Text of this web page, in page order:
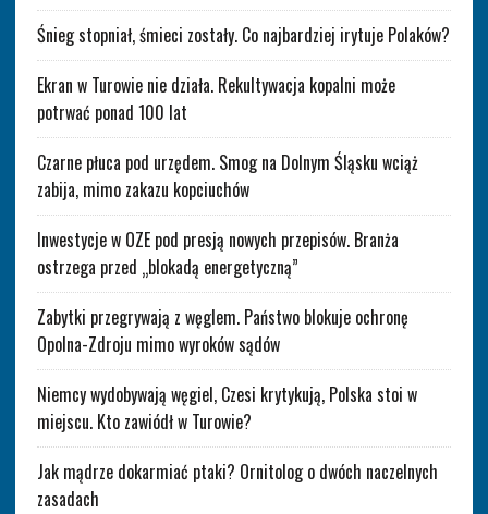
Śnieg stopniał, śmieci zostały. Co najbardziej irytuje Polaków?
Ekran w Turowie nie działa. Rekultywacja kopalni może
potrwać ponad 100 lat
Czarne płuca pod urzędem. Smog na Dolnym Śląsku wciąż
zabija, mimo zakazu kopciuchów
Inwestycje w OZE pod presją nowych przepisów. Branża
ostrzega przed „blokadą energetyczną”
Zabytki przegrywają z węglem. Państwo blokuje ochronę
Opolna-Zdroju mimo wyroków sądów
Niemcy wydobywają węgiel, Czesi krytykują, Polska stoi w
miejscu. Kto zawiódł w Turowie?
Jak mądrze dokarmiać ptaki? Ornitolog o dwóch naczelnych
zasadach